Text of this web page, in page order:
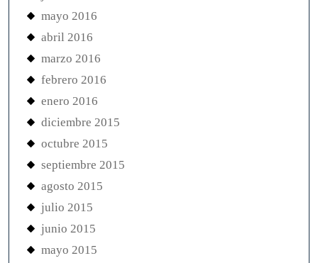
mayo 2016
abril 2016
marzo 2016
febrero 2016
enero 2016
diciembre 2015
octubre 2015
septiembre 2015
agosto 2015
julio 2015
junio 2015
mayo 2015